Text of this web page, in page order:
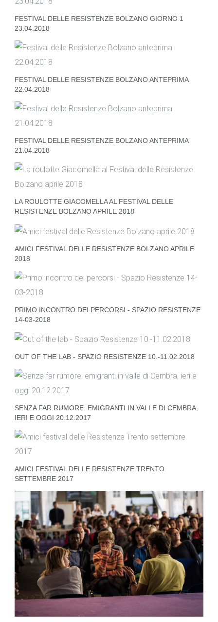
FESTIVAL DELLE RESISTENZE BOLZANO GIORNO 1
23.04.2018
FESTIVAL DELLE RESISTENZE BOLZANO ANTEPRIMA
22.04.2018
FESTIVAL DELLE RESISTENZE BOLZANO ANTEPRIMA
21.04.2018
LA ROULOTTE GIACOMELLA AL FESTIVAL DELLE
RESISTENZE BOLZANO APRILE 2018
AMICI FESTIVAL DELLE RESISTENZE BOLZANO APRILE
2018
PRIMO INCONTRO DEI PERCORSI - SPAZIO RESISTENZE
14-03-2018
OUT OF THE LAB - SPAZIO RESISTENZE 10.-11.02.2018
SENZA FAR RUMORE: EMIGRANTI IN VALLE DI CEMBRA,
IERI E OGGI 20.12.2017
AMICI FESTIVAL DELLE RESISTENZE TRENTO
SETTEMBRE 2017